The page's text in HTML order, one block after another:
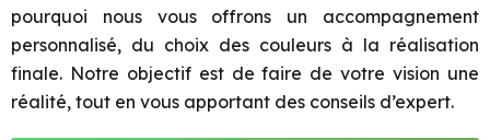
pourquoi nous vous offrons un accompagnement
personnalisé, du choix des couleurs à la réalisation
finale. Notre objectif est de faire de votre vision une
réalité, tout en vous apportant des conseils d’expert.